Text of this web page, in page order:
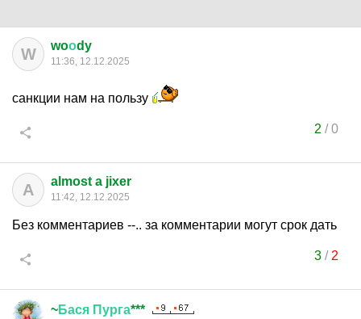
W woоdy
11:36, 12.12.2025
санкции нам на пользу
2 /0
A almost a jixer
11:42, 12.12.2025
Без комментариев --.. за комментарии могут срок дать
3/ 2
~Бася Пурга***